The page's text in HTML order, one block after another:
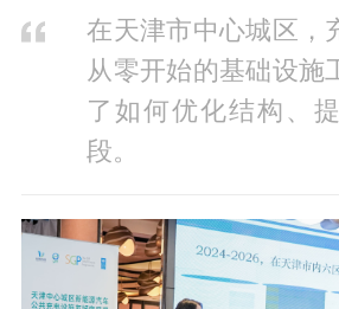
在天津市中心城区，
从零开始的基础设施
了如何优化结构、
段。